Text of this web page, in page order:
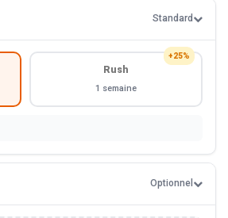
Standard
+25%
Rush
1 semaine
Optionnel